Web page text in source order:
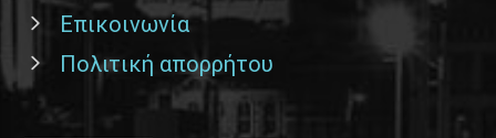
Επικοινωνία
Πολιτική απορρήτου